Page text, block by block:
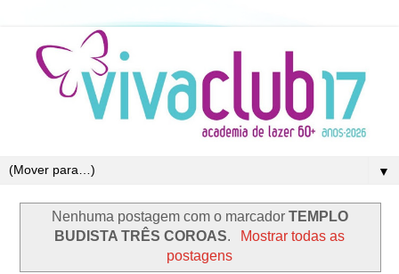
▼
Nenhuma postagem com o marcador TEMPLO
BUDISTA TRÊS COROAS.
Mostrar todas as
postagens